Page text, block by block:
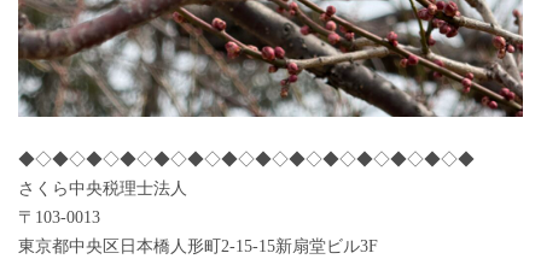
◆◇◆◇◆◇◆◇◆◇◆◇◆◇◆◇◆◇◆◇◆◇◆◇◆◇◆
さくら中央税理士法人
〒103-0013
東京都中央区日本橋人形町2-15-15新扇堂ビル3F